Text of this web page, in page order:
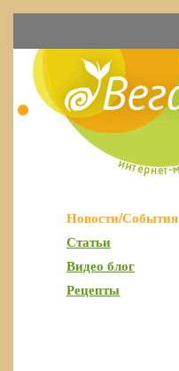
Новости/События
Статьи
Видео блог
Рецепты